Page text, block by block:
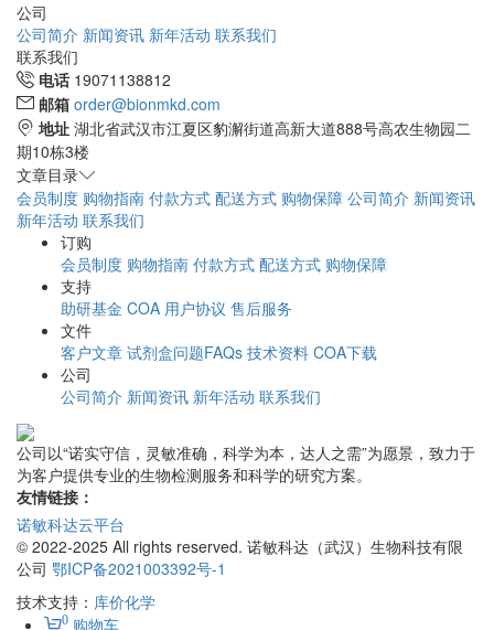
公司
公司简介 新闻资讯 新年活动 联系我们
联系我们
电话 19071138812
邮箱 order@bionmkd.com
地址 湖北省武汉市江夏区豹澥街道高新大道888号高农生物园二
期10栋3楼
文章目录
会员制度 购物指南 付款方式 配送方式 购物保障 公司简介 新闻资讯
新年活动 联系我们
订购
会员制度 购物指南 付款方式 配送方式 购物保障
支持
助研基金 COA 用户协议 售后服务
文件
客户文章 试剂盒问题FAQs 技术资料 COA下载
公司
公司简介 新闻资讯 新年活动 联系我们
公司以“诺实守信，灵敏准确，科学为本，达人之需”为愿景，致力于
为客户提供专业的生物检测服务和科学的研究方案。
友情链接：
诺敏科达云平台
© 2022-2025 All rights reserved. 诺敏科达（武汉）生物科技有限
公司 鄂ICP备2021003392号-1
技术支持： 库价化学
0 购物车